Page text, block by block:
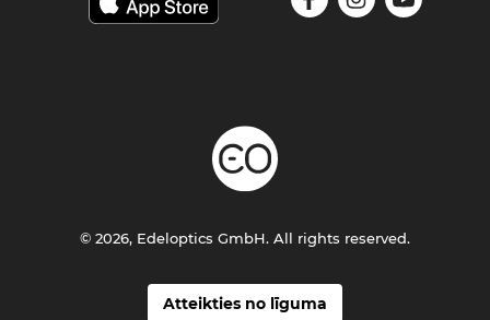
Atteikties no līguma
© 2026, Edeloptics GmbH. All rights reserved.